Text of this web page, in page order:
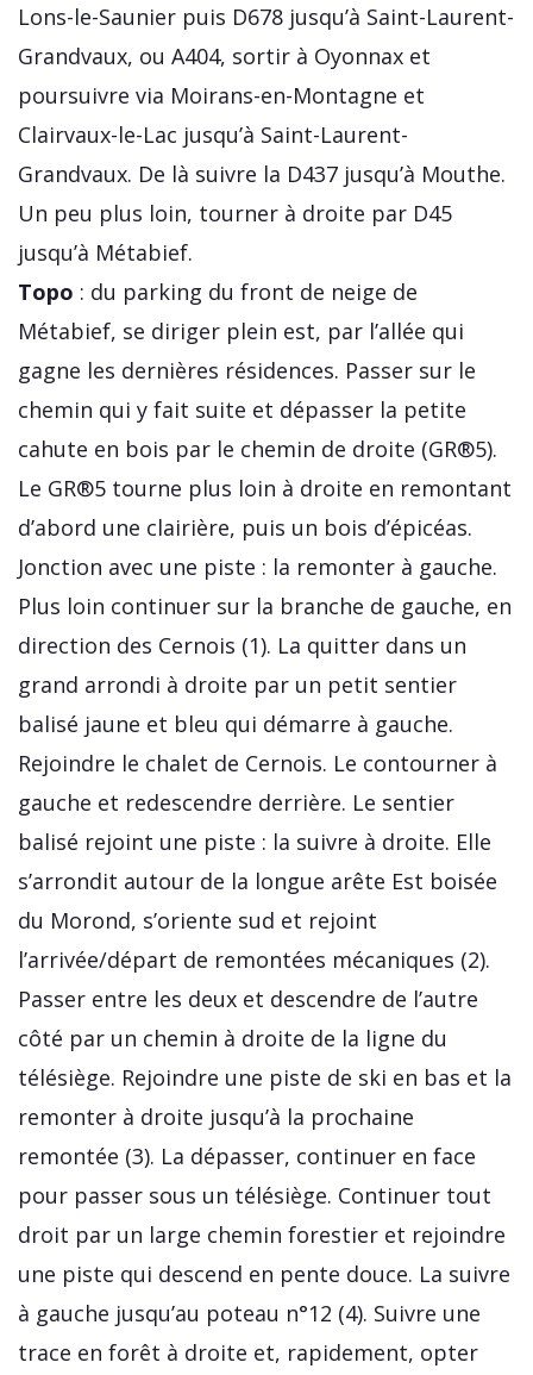
Lons-le-Saunier puis D678 jusqu’à Saint-Laurent-
Grandvaux, ou A404, sortir à Oyonnax et
poursuivre via Moirans-en-Montagne et
Clairvaux-le-Lac jusqu’à Saint-Laurent-
Grandvaux. De là suivre la D437 jusqu’à Mouthe.
Un peu plus loin, tourner à droite par D45
jusqu’à Métabief.
Topo : du parking du front de neige de
Métabief, se diriger plein est, par l’allée qui
gagne les dernières résidences. Passer sur le
chemin qui y fait suite et dépasser la petite
cahute en bois par le chemin de droite (GR®5).
Le GR®5 tourne plus loin à droite en remontant
d’abord une clairière, puis un bois d’épicéas.
Jonction avec une piste : la remonter à gauche.
Plus loin continuer sur la branche de gauche, en
direction des Cernois (1). La quitter dans un
grand arrondi à droite par un petit sentier
balisé jaune et bleu qui démarre à gauche.
Rejoindre le chalet de Cernois. Le contourner à
gauche et redescendre derrière. Le sentier
balisé rejoint une piste : la suivre à droite. Elle
s’arrondit autour de la longue arête Est boisée
du Morond, s’oriente sud et rejoint
l’arrivée/départ de remontées mécaniques (2).
Passer entre les deux et descendre de l’autre
côté par un chemin à droite de la ligne du
télésiège. Rejoindre une piste de ski en bas et la
remonter à droite jusqu’à la prochaine
remontée (3). La dépasser, continuer en face
pour passer sous un télésiège. Continuer tout
droit par un large chemin forestier et rejoindre
une piste qui descend en pente douce. La suivre
à gauche jusqu’au poteau n°12 (4). Suivre une
trace en forêt à droite et, rapidement, opter